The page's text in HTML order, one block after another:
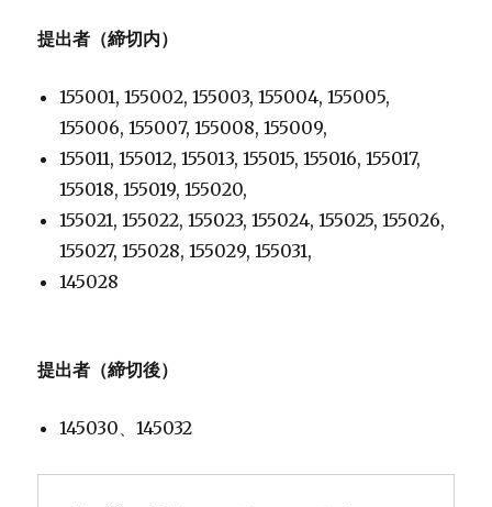
提出者（締切内）
155001, 155002, 155003, 155004, 155005,
155006, 155007, 155008, 155009,
155011, 155012, 155013, 155015, 155016, 155017,
155018, 155019, 155020,
155021, 155022, 155023, 155024, 155025, 155026,
155027, 155028, 155029, 155031,
145028
提出者（締切後）
145030、145032